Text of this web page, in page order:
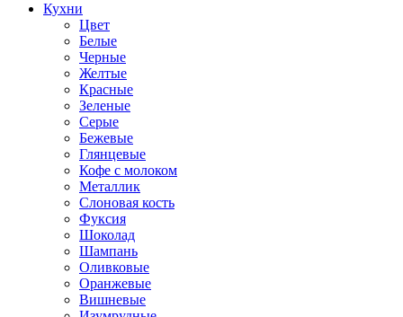
Кухни
Цвет
Белые
Черные
Желтые
Красные
Зеленые
Серые
Бежевые
Глянцевые
Кофе с молоком
Металлик
Слоновая кость
Фуксия
Шоколад
Шампань
Оливковые
Оранжевые
Вишневые